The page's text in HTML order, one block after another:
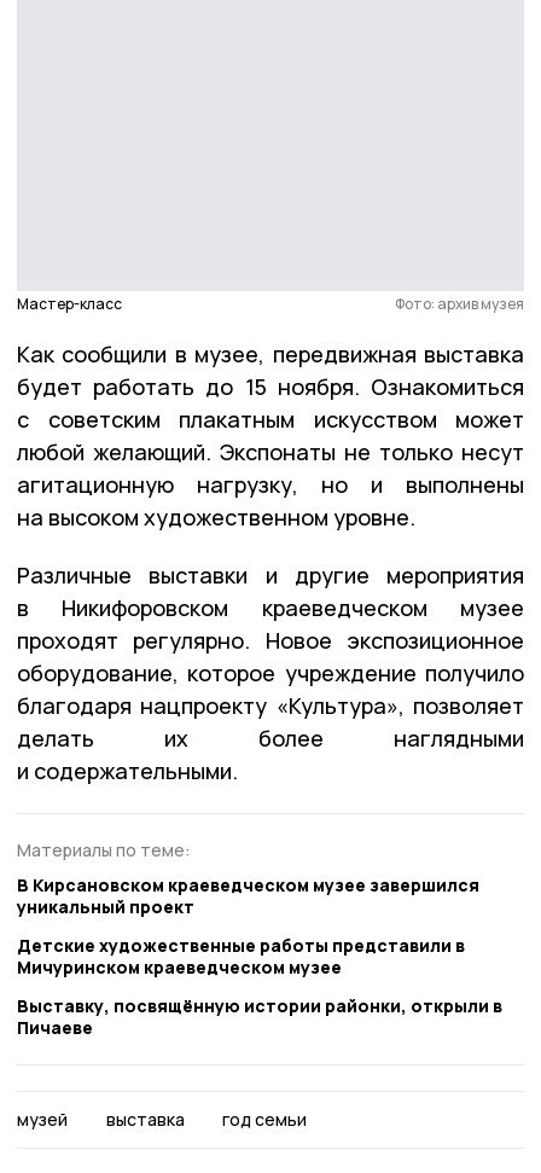
Мастер-класс Фото: архив музея
Как сообщили в музее, передвижная выставка
будет работать до 15 ноября. Ознакомиться
с советским плакатным искусством может
любой желающий. Экспонаты не только несут
агитационную нагрузку, но и выполнены
на высоком художественном уровне.
Различные выставки и другие мероприятия
в Никифоровском краеведческом музее
проходят регулярно. Новое экспозиционное
оборудование, которое учреждение получило
благодаря нацпроекту «Культура», позволяет
делать их более наглядными
и содержательными.
Материалы по теме:
В Кирсановском краеведческом музее завершился
уникальный проект
Детские художественные работы представили в
Мичуринском краеведческом музее
Выставку, посвящённую истории районки, открыли в
Пичаеве
музей выставка год семьи